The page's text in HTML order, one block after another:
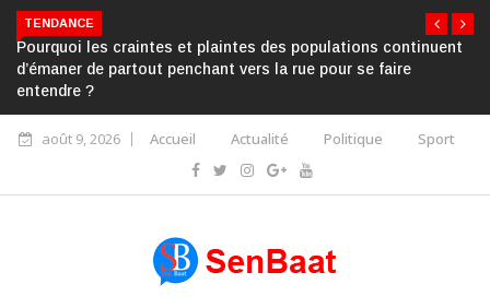
TENDANCE
Pourquoi les craintes et plaintes des populations continuent
d’émaner de partout penchant vers la rue pour se faire
entendre ?
août 9, 2026 Accueil Actualité Politique Sport